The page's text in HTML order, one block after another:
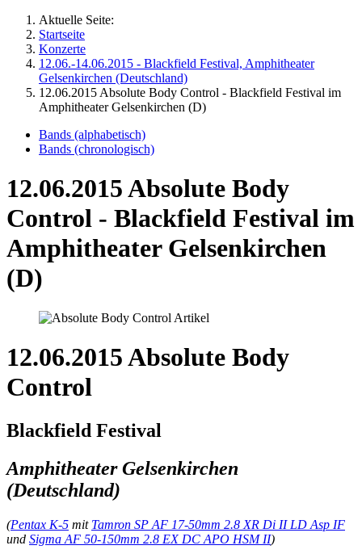
Aktuelle Seite:
Startseite
Konzerte
12.06.-14.06.2015 - Blackfield Festival, Amphitheater
Gelsenkirchen (Deutschland)
12.06.2015 Absolute Body Control - Blackfield Festival im
Amphitheater Gelsenkirchen (D)
Bands (alphabetisch)
Bands (chronologisch)
12.06.2015 Absolute Body
Control - Blackfield Festival im
Amphitheater Gelsenkirchen
(D)
12.06.2015 Absolute Body
Control
Blackfield Festival
Amphitheater Gelsenkirchen
(Deutschland)
(Pentax K-5 mit Tamron SP AF 17-50mm 2.8 XR Di II LD Asp IF
und Sigma AF 50-150mm 2.8 EX DC APO HSM II)